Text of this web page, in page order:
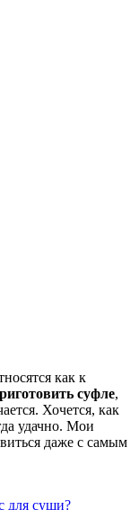
как к
суфле,
Хочется, как
удачно. Мои
даже с самым
для суши?